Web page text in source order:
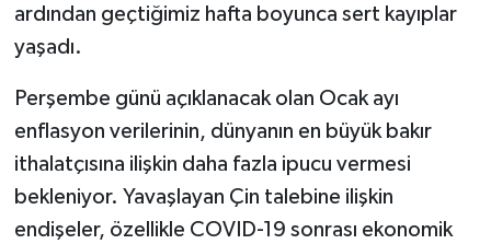
ardından geçtiğimiz hafta boyunca sert kayıplar
yaşadı.
Perşembe günü açıklanacak olan Ocak ayı
enflasyon verilerinin, dünyanın en büyük bakır
ithalatçısına ilişkin daha fazla ipucu vermesi
bekleniyor. Yavaşlayan Çin talebine ilişkin
endişeler, özellikle COVID-19 sonrası ekonomik